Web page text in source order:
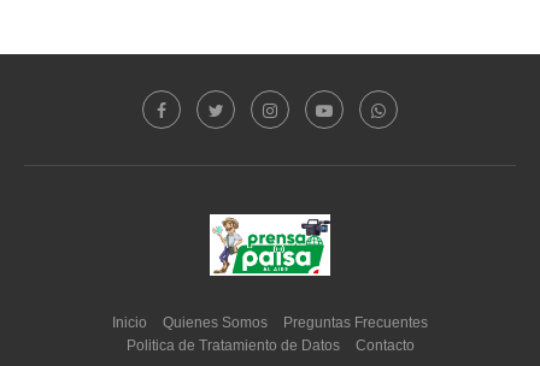
Inicio Quienes Somos
Preguntas Frecuentes
Politica de Tratamiento de Datos
Contacto